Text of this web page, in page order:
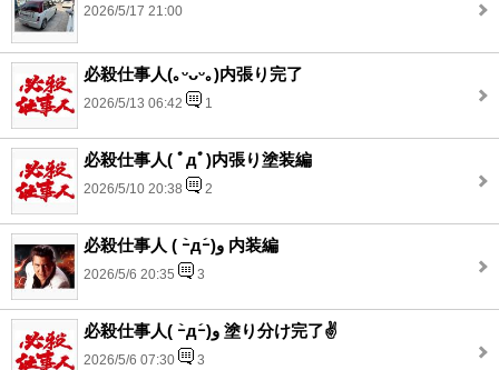
2026/5/17 21:00
必殺仕事人(｡ᵕᴗᵕ｡)内張り完了
2026/5/13 06:42 1
必殺仕事人( ﾟдﾟ)内張り塗装編
2026/5/10 20:38 2
必殺仕事人 ( ｰ̀дｰ́)و 内装編
2026/5/6 20:35 3
必殺仕事人( ｰ̀дｰ́)و 塗り分け完了✌️
2026/5/6 07:30 3